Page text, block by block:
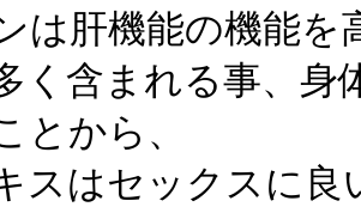
は肝機能の機能を
く含まれる事、身
とから、
スはセックスに良